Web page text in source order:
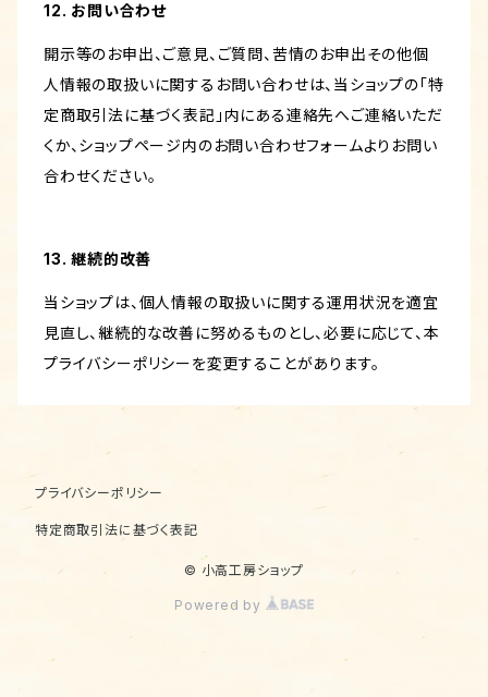
12. お問い合わせ
開示等のお申出、ご意見、ご質問、苦情のお申出その他個
人情報の取扱いに関するお問い合わせは、当ショップの「特
定商取引法に基づく表記」内にある連絡先へご連絡いただ
くか、ショップページ内のお問い合わせフォームよりお問い
合わせください。
13. 継続的改善
当ショップは、個人情報の取扱いに関する運用状況を適宜
見直し、継続的な改善に努めるものとし、必要に応じて、本
プライバシーポリシーを変更することがあります。
プライバシーポリシー
特定商取引法に基づく表記
© 小高工房ショップ
Powered by